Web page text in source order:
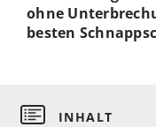
ohne
besten